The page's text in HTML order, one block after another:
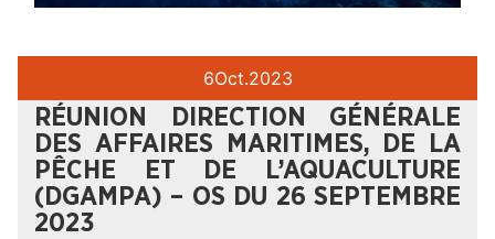
6Oct.2023
RÉUNION DIRECTION GÉNÉRALE
DES AFFAIRES MARITIMES, DE LA
PÊCHE ET DE L’AQUACULTURE
(DGAMPA) – OS DU 26 SEPTEMBRE
2023